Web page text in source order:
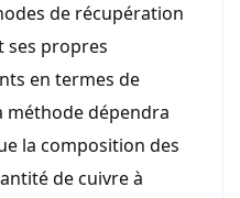
de récupération
ses propres
en termes de
méthode dépendra
la composition des
de cuivre à